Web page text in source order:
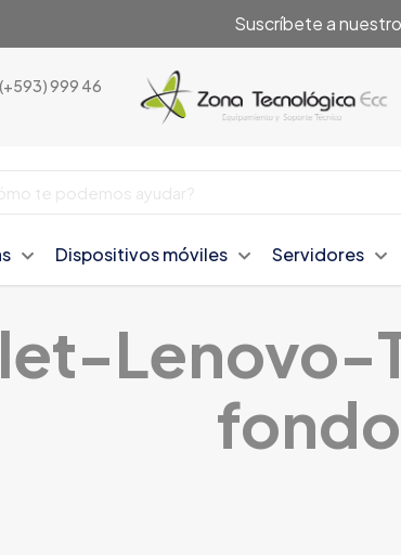
Suscríbete a
(+593) 999 46
Dispositivos móviles Servidores